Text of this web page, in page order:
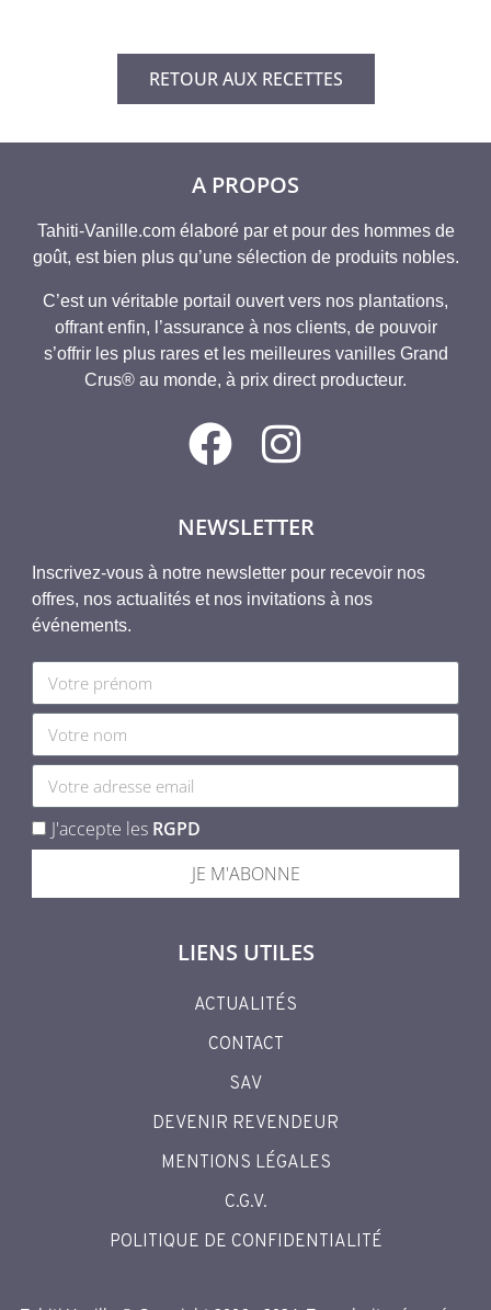
RETOUR AUX RECETTES
A PROPOS
Tahiti-Vanille.com élaboré par et pour des hommes de
goût, est bien plus qu’une sélection de produits nobles.
C’est un véritable portail ouvert vers nos plantations,
offrant enfin, l’assurance à nos clients, de pouvoir
s’offrir les plus rares et les meilleures vanilles Grand
Crus® au monde, à prix direct producteur.
NEWSLETTER
Inscrivez-vous à notre newsletter pour recevoir nos
offres, nos actualités et nos invitations à nos
événements.
J'accepte les RGPD
JE M'ABONNE
LIENS UTILES
ACTUALITÉS
CONTACT
SAV
DEVENIR REVENDEUR
MENTIONS LÉGALES
C.G.V.
POLITIQUE DE CONFIDENTIALITÉ